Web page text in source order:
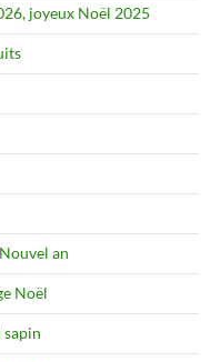
joyeux Noël 2025
an
Noël